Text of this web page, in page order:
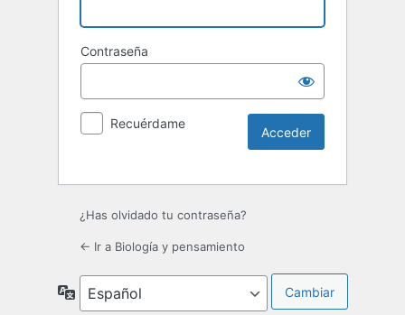
Contraseña
Recuérdame
¿Has olvidado tu contraseña?
← Ir a Biología y pensamiento
Idioma